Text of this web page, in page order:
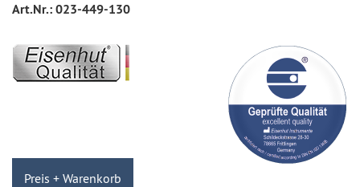
Art.Nr.:023-449-130
Preis + Warenkorb